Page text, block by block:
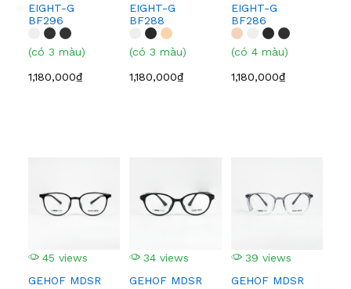
EIGHT-G
BF296
(có 3 màu)
1,180,000₫
EIGHT-G
BF288
(có 3 màu)
1,180,000₫
EIGHT-G
BF286
(có 4 màu)
1,180,000₫
45 views
GEHOF MDSR
34 views
GEHOF MDSR
39 views
GEHOF MDSR